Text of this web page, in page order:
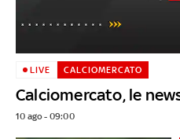
Calciomercato, le
LIVE CALCIOMERCATO
10 ago - 09:00